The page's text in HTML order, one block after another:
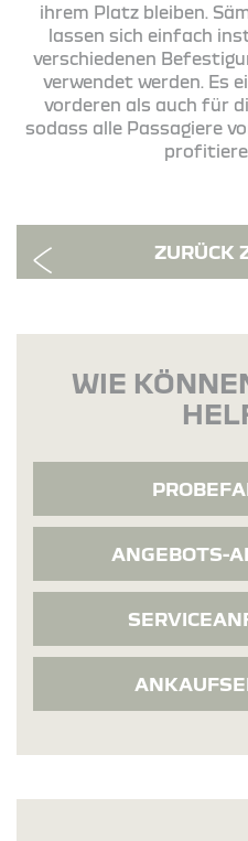
ihrem Platz bleiben.
lassen sich einfach
verschiedenen
verwendet werden. Es
vorderen als auch für
sodass alle Passagiere
ZURÜCK
WIE
ANGEBOTS-